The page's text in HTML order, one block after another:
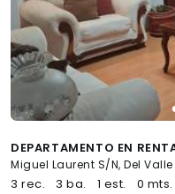
Miguel Laurent S/N, Del
3 rec. 3 ba. 1 est. 0